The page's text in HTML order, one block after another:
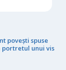
povești spuse
portretul unui vis